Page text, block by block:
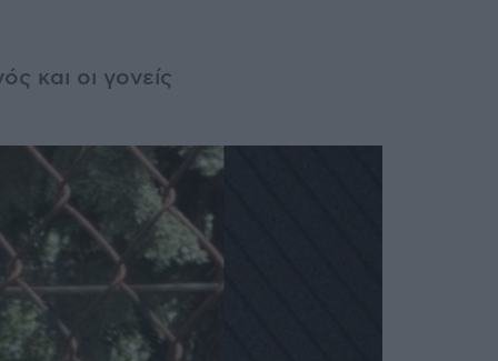
και οι γονείς